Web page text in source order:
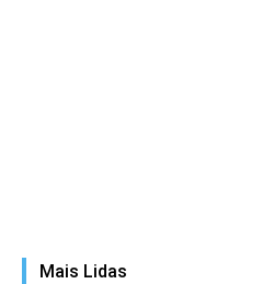
Mais Lidas